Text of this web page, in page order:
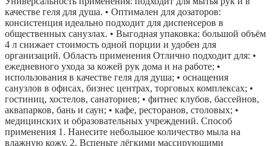
качестве геля для душа. • Оптимален для дозаторов:
консистенция идеально подходит для диспенсеров в
общественных санузлах. • Выгодная упаковка: большой объём
4 л снижает стоимость одной порции и удобен для
организаций. Область применения Отлично подходит для: •
ежедневного ухода за кожей рук дома и на работе; •
использования в качестве геля для душа; • оснащения
санузлов в офисах, бизнес центрах, торговых комплексах; •
гостиниц, хостелов, санаториев; • фитнес клубов, бассейнов,
аквапарков, бань и саун; • кафе, ресторанов, столовых; •
медицинских и образовательных учреждений. Способ
применения 1. Нанесите небольшое количество мыла на
влажную кожу. 2. Вспеньте лёгкими массирующими